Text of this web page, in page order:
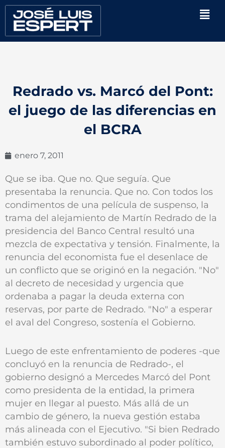
contenido
Redrado vs. Marcó del Pont:
el juego de las diferencias en
el BCRA
enero 7, 2011
Que se iba. Que no. Que seguía. Que
presentaba la renuncia. Que no. Con todos los
condimentos de una película de suspenso, la
trama del alejamiento de Martín Redrado de la
presidencia del Banco Central resultó una
mezcla de expectativa y tensión. Finalmente, la
renuncia del economista fue el desenlace de
un conflicto que se originó en la negación. "No"
al decreto de necesidad y urgencia que
ordenaba a pagar la deuda externa con
reservas, por parte de Redrado. "No" a esperar
el aval del Congreso, sostenía el Gobierno.
Luego de este enfrentamiento de poderes -que
concluyó en la renuncia de Redrado-, el
gobierno designó a Mercedes Marcó del Pont
como presidenta de la entidad, la primera
mujer en llegar al puesto. Más allá de un
cambio de género, la nueva gestión estaba
más alineada con el Ejecutivo. "Si bien Redrado
también estuvo subordinado al poder político,